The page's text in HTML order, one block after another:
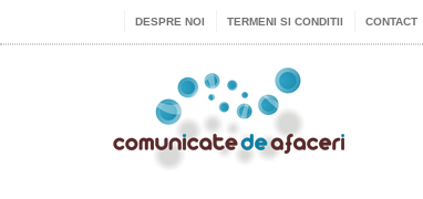
DESPRE NOI TERMENI SI CONDITII CONTACT